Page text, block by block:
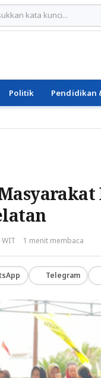
Politik Pendidikan
1 menit membaca
Telegram